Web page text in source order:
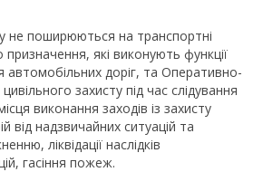
не поширюються на транспортні
призначення, які виконують функції
доріг, та Оперативно-
захисту під час слідування
виконання заходів із захисту
від надзвичайних ситуацій та
ліквідації наслідків
гасіння пожеж.